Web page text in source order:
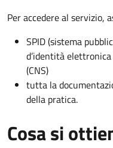
Per accedere al servizio,
SPID (sistema
d’identità
(CNS)
tutta la
della pratica.
Cosa si